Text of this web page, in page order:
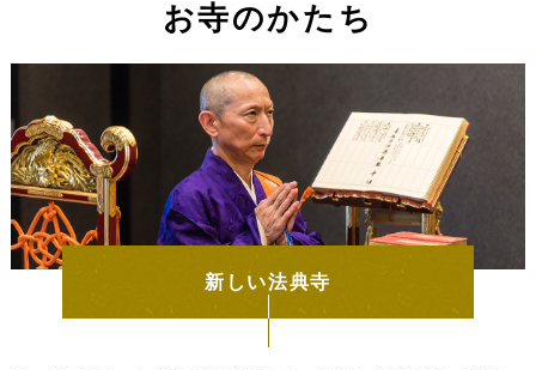
お寺のかたち
新しい法典寺